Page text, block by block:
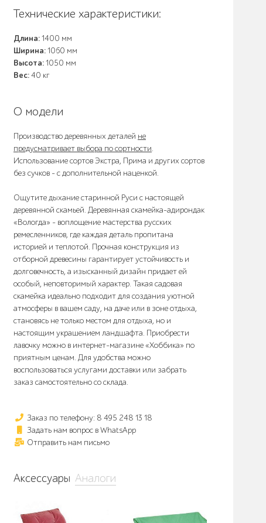
Технические характеристики:
Длина:1400 мм
Ширина:1060 мм
Высота:1050 мм
Вес:40 кг
О модели
Производство деревянных деталей не
предусматривает выбора по сортности.
Использование сортов Экстра, Прима и других сортов
без сучков - с дополнительной наценкой.
Ощутите дыхание старинной Руси с настоящей
деревянной скамьей. Деревянная скамейка-адирондак
«Вологда» – воплощение мастерства русских
ремесленников, где каждая деталь пропитана
историей и теплотой. Прочная конструкция из
отборной древесины гарантирует устойчивость и
долговечность, а изысканный дизайн придает ей
особый, неповторимый характер. Такая садовая
скамейка идеально подходит для создания уютной
атмосферы в вашем саду, на даче или в зоне отдыха,
становясь не только местом для отдыха, но и
настоящим украшением ландшафта. Приобрести
лавочку можно в интернет-магазине «Хоббика» по
приятным ценам. Для удобства можно
воспользоваться услугами доставки или забрать
заказ самостоятельно со склада.
Заказ по телефону: 8 495 248 13 18
Задать нам вопрос в WhatsApp
Отправить нам письмо
Аксессуары Аналоги